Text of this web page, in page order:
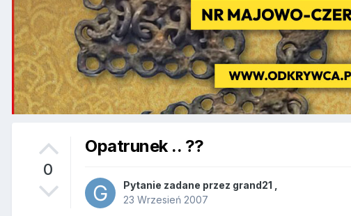
0
Opatrunek .. ??
Pytanie zadane przez grand21
23 Wrzesień 2007